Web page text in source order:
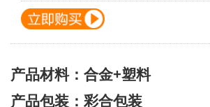
产品材料：合金+塑料
产品包装：彩合包装